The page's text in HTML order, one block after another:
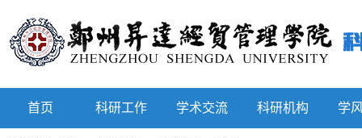
首页 科研工作 学术交流 科研机构 学